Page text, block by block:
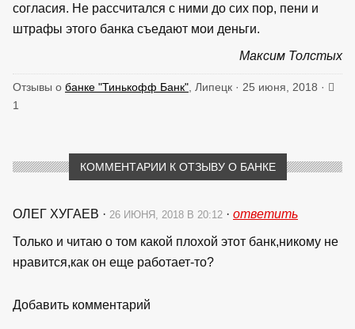
согласия. Не рассчитался с ними до сих пор, пени и
штрафы этого банка съедают мои деньги.
Максим Толстых
Отзывы о банке "Тинькофф Банк" , Липецк · 25 июня, 2018 ·
1
КОММЕНТАРИИ К ОТЗЫВУ О БАНКЕ
ОЛЕГ ХУГАЕВ · 26 ИЮНЯ, 2018 В 20:12 · ответить
Только и читаю о том какой плохой этот банк,никому не
нравится,как он еще работает-то?
Добавить комментарий